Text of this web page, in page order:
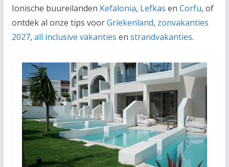
Ionische buureilanden Kefalonia, Lefkas en Corfu, of
ontdek al onze tips voorGriekenland, zonvakanties
2027, all inclusive vakanties en strandvakanties.